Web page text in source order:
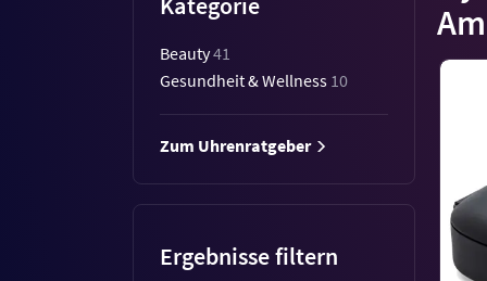
Beauty41
Gesundheit & Wellness 10
Zum Uhrenratgeber
Ergebnisse filtern